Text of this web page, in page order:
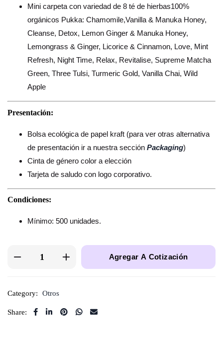
Mini carpeta con variedad de 8 té de hierbas100%
orgánicos Pukka: Chamomile,Vanilla & Manuka Honey,
Cleanse, Detox, Lemon Ginger & Manuka Honey,
Lemongrass & Ginger, Licorice & Cinnamon, Love, Mint
Refresh, Night Time, Relax, Revitalise, Supreme Matcha
Green, Three Tulsi, Turmeric Gold, Vanilla Chai, Wild
Apple
Presentación:
Bolsa ecológica de papel kraft (para ver otras alternativa
de presentación ir a nuestra sección Packaging)
Cinta de género color a elección
Tarjeta de saludo con logo corporativo.
Condiciones:
Mínimo: 500 unidades.
Agregar A Cotización
Category: Otros
Share: